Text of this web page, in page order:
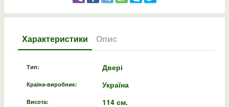
Характеристики Опис
Тип: Двері
Країна-виробник: Україна
Висота: 114 см.